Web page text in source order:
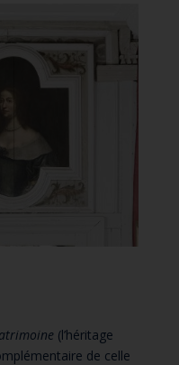
(l’héritage
de celle